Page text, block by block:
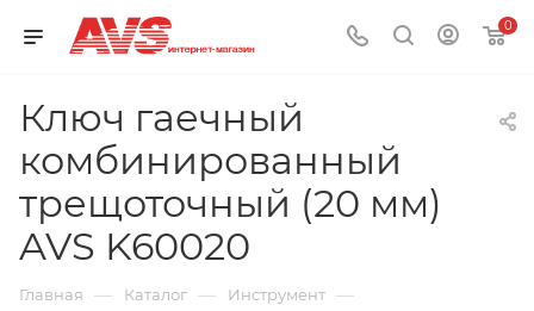
0
Ключ гаечный
комбинированный
трещоточный (20 мм)
AVS K60020
Главная — Каталог — Инструмент —